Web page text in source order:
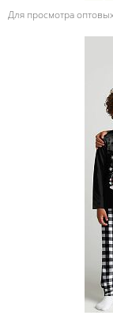
Для просмотра